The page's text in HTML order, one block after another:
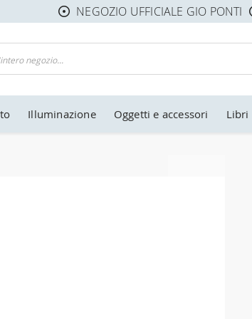
NEGOZIO UFFICIALE GIO PONTI
Illuminazione Oggetti e accessori Libri